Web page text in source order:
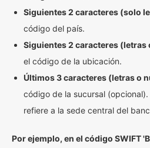
Siguientes 2 caracteres (solo
código del país.
Siguientes 2 caracteres (letras
el código de la ubicación.
Últimos 3 caracteres (letras o
código de la sucursal (opcional).
refiere a la sede central del
Por ejemplo, en el código SWIFT